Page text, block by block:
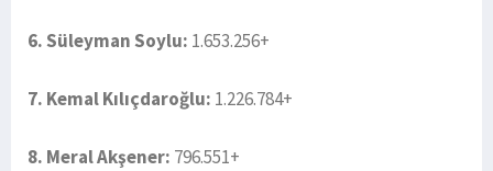
6. Süleyman Soylu: 1.653.256+
7. Kemal Kılıçdaroğlu: 1.226.784+
8. Meral Akşener: 796.551+